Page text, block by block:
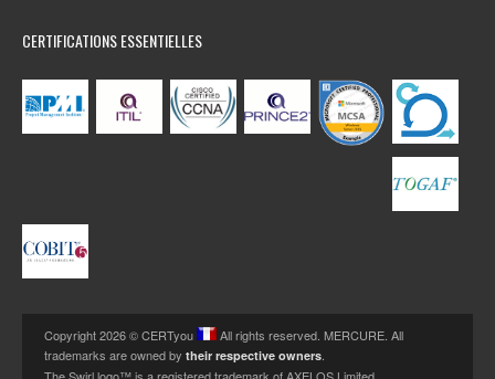
CERTIFICATIONS ESSENTIELLES
Copyright 2026 © CERTyou
All rights reserved. MERCURE. All
trademarks are owned by their respective owners.